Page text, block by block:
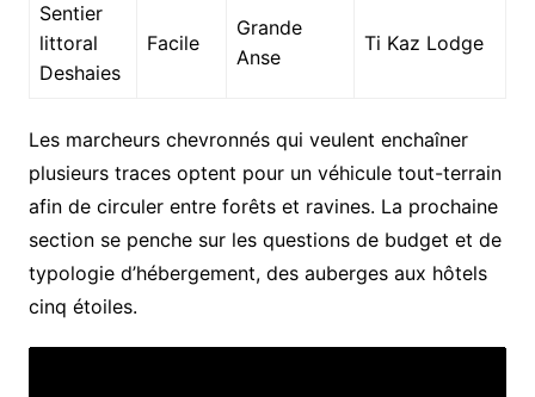
Sentier
littoral
Deshaies
Facile
Grande
Anse
Ti Kaz Lodge
Les marcheurs chevronnés qui veulent enchaîner
plusieurs traces optent pour un véhicule tout-terrain
afin de circuler entre forêts et ravines. La prochaine
section se penche sur les questions de budget et de
typologie d’hébergement, des auberges aux hôtels
cinq étoiles.